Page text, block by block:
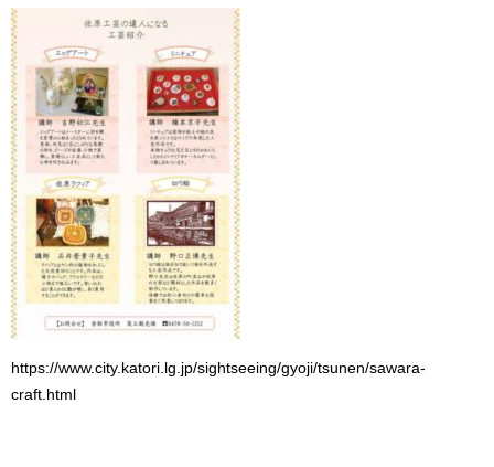
https://www.city.katori.lg.jp/sightseeing/gyoji/tsunen/sawara-
craft.html